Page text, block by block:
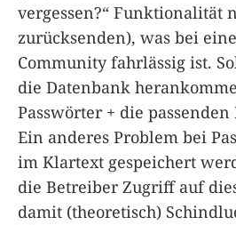
vergessen?“ Funktionalität
zurücksenden), was bei
Community fahrlässig ist.
die Datenbank
Passwörter + die
Ein anderes Problem bei
im Klartext gespeichert
die Betreiber Zugriff auf
damit (theoretisch)